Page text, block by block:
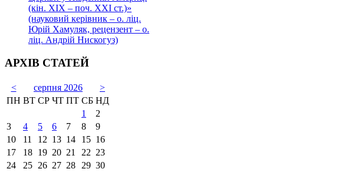
(кін. ХІХ – поч. ХХІ ст.)»
(науковий керівник – о. ліц.
Юрій Хамуляк, рецензент – о.
ліц. Андрій Нискогуз)
АРХІВ СТАТЕЙ
< серпня 2026
>
ПН ВТ СР ЧТ ПТ СБ НД
1
2
3
4 5 6 7 8
9
10
11 12 13 14 15 16
17
18 19 20 21 22 23
24
25 26 27 28 29 30